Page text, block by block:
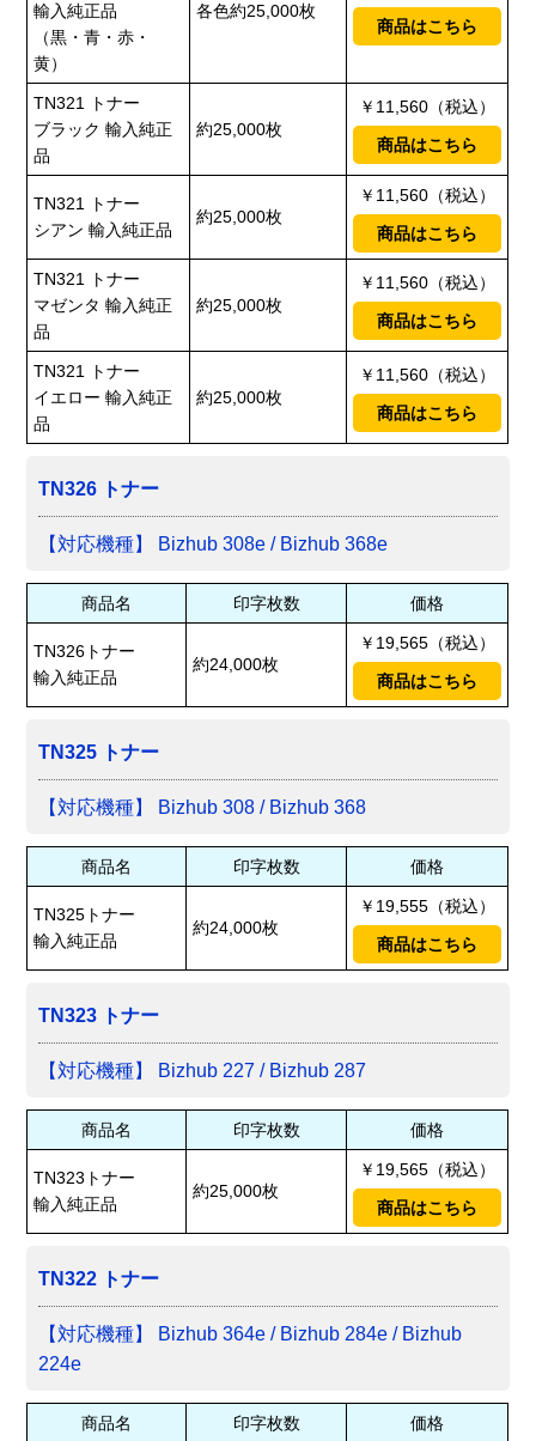
輸入純正品
（黒・青・赤・
黄）
各色約25,000枚
商品はこちら
TN321 トナー
ブラック 輸入純正
品
約25,000枚
￥11,560（税込）
商品はこちら
TN321 トナー
シアン 輸入純正品
約25,000枚
￥11,560（税込）
商品はこちら
TN321 トナー
マゼンタ 輸入純正
品
約25,000枚
￥11,560（税込）
商品はこちら
TN321 トナー
イエロー 輸入純正
品
約25,000枚
￥11,560（税込）
商品はこちら
TN326 トナー
【対応機種】 Bizhub 308e / Bizhub 368e
商品名 印字枚数 価格
TN326トナー
輸入純正品
約24,000枚
￥19,565（税込）
商品はこちら
TN325 トナー
【対応機種】 Bizhub 308 / Bizhub 368
商品名 印字枚数 価格
TN325トナー
輸入純正品
約24,000枚
￥19,555（税込）
商品はこちら
TN323 トナー
【対応機種】 Bizhub 227 / Bizhub 287
商品名 印字枚数 価格
TN323トナー
輸入純正品
約25,000枚
￥19,565（税込）
商品はこちら
TN322 トナー
【対応機種】 Bizhub 364e / Bizhub 284e / Bizhub
224e
商品名 印字枚数 価格